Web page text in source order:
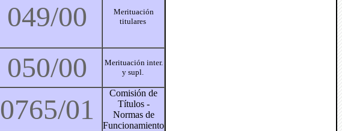
049/00
Merituación
titulares
050/00
Merituación inter.
y supl.
0765/01
Comisión de
Títulos -
Normas de
Funcionamiento